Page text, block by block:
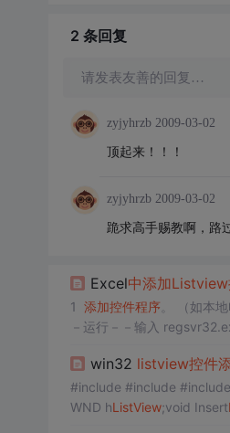
2 条回复
请发表友善的回复…
zyjyhrzb 2009-03-02
顶起来！！！
zyjyhrzb 2009-03-02
跪求高手赐教啊，路
Excel中添加Listview
1 添加控件程序
win32 listview控件
#include #include
WND hListView;void Insert